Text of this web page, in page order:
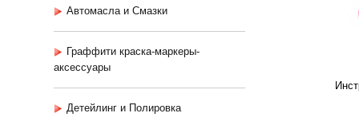
Автомасла и Смазки
Граффити краска-маркеры-
аксессуары
Детейлинг и Полировка